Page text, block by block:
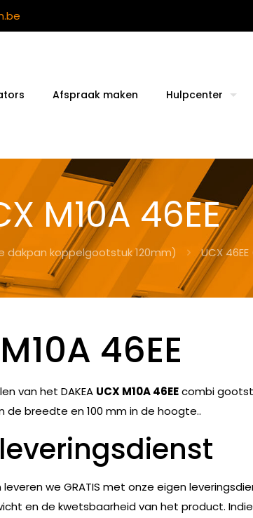
Afspraak maken Hulpcenter
M10A 46EE
dakpan koppelgootstuk 120mm) UCX
46EE
van het DAKEA UCX M10A 46EEcombi
de breedte en 100 mm in de hoogte..
we GRATIS met onze eigen
en de kwetsbaarheid van het product.